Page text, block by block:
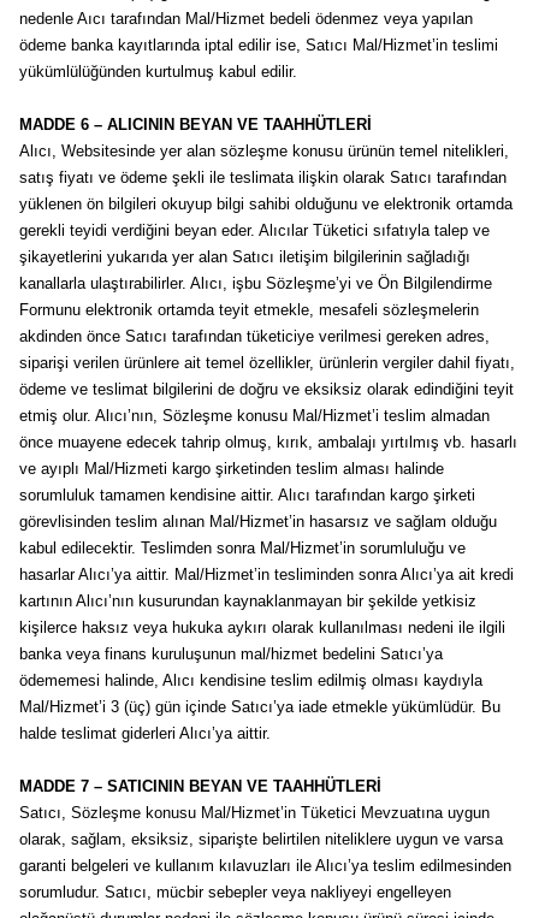
nedenle Aıcı tarafından Mal/Hizmet bedeli ödenmez veya yapılan
ödeme banka kayıtlarında iptal edilir ise, Satıcı Mal/Hizmet’in teslimi
yükümlülüğünden kurtulmuş kabul edilir.
MADDE 6 – ALICININ BEYAN VE TAAHHÜTLERİ
Alıcı, Websitesinde yer alan sözleşme konusu ürünün temel nitelikleri,
satış fiyatı ve ödeme şekli ile teslimata ilişkin olarak Satıcı tarafından
yüklenen ön bilgileri okuyup bilgi sahibi olduğunu ve elektronik ortamda
gerekli teyidi verdiğini beyan eder. Alıcılar Tüketici sıfatıyla talep ve
şikayetlerini yukarıda yer alan Satıcı iletişim bilgilerinin sağladığı
kanallarla ulaştırabilirler. Alıcı, işbu Sözleşme’yi ve Ön Bilgilendirme
Formunu elektronik ortamda teyit etmekle, mesafeli sözleşmelerin
akdinden önce Satıcı tarafından tüketiciye verilmesi gereken adres,
siparişi verilen ürünlere ait temel özellikler, ürünlerin vergiler dahil fiyatı,
ödeme ve teslimat bilgilerini de doğru ve eksiksiz olarak edindiğini teyit
etmiş olur. Alıcı’nın, Sözleşme konusu Mal/Hizmet’i teslim almadan
önce muayene edecek tahrip olmuş, kırık, ambalajı yırtılmış vb. hasarlı
ve ayıplı Mal/Hizmeti kargo şirketinden teslim alması halinde
sorumluluk tamamen kendisine aittir. Alıcı tarafından kargo şirketi
görevlisinden teslim alınan Mal/Hizmet’in hasarsız ve sağlam olduğu
kabul edilecektir. Teslimden sonra Mal/Hizmet’in sorumluluğu ve
hasarlar Alıcı’ya aittir. Mal/Hizmet’in tesliminden sonra Alıcı’ya ait kredi
kartının Alıcı’nın kusurundan kaynaklanmayan bir şekilde yetkisiz
kişilerce haksız veya hukuka aykırı olarak kullanılması nedeni ile ilgili
banka veya finans kuruluşunun mal/hizmet bedelini Satıcı’ya
ödememesi halinde, Alıcı kendisine teslim edilmiş olması kaydıyla
Mal/Hizmet’i 3 (üç) gün içinde Satıcı’ya iade etmekle yükümlüdür. Bu
halde teslimat giderleri Alıcı’ya aittir.
MADDE 7 – SATICININ BEYAN VE TAAHHÜTLERİ
Satıcı, Sözleşme konusu Mal/Hizmet’in Tüketici Mevzuatına uygun
olarak, sağlam, eksiksiz, siparişte belirtilen niteliklere uygun ve varsa
garanti belgeleri ve kullanım kılavuzları ile Alıcı’ya teslim edilmesinden
sorumludur. Satıcı, mücbir sebepler veya nakliyeyi engelleyen